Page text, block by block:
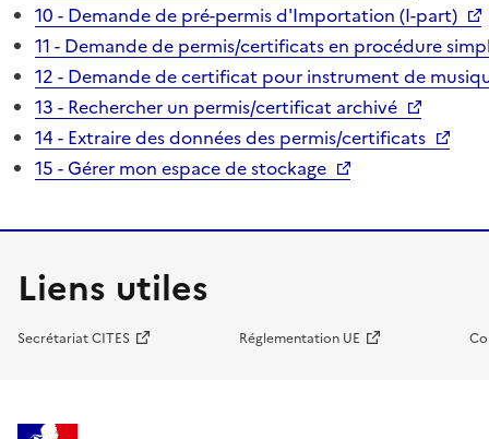
10 - Demande de pré-permis d'Importation (I-part)
11 - Demande de permis/certificats en procédure
12 - Demande de certificat pour instrument de
13 - Rechercher un permis/certificat archivé
14 - Extraire des données des permis/certificats
15 - Gérer mon espace de stockage
Liens utiles
Secrétariat CITES Réglementation UE